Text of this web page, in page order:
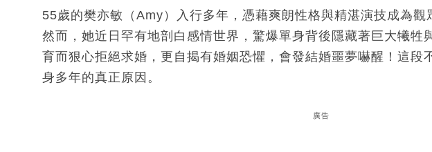
55歲的樊亦敏（Amy）入行多年，憑藉爽朗性格與精湛演技成為觀
然而，她近日罕有地剖白感情世界，驚爆單身背後隱藏著巨大犧牲
育而狠心拒絕求婚，更自揭有婚姻恐懼，會發結婚噩夢嚇醒！這段
身多年的真正原因。
廣告